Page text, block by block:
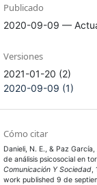
Publicado
2020-09-09 —
Versiones
2021-01-20 (2)
2020-09-09 (1)
Cómo citar
Danieli, N. E., & Paz
de análisis psicosocial en
Comunicación Y Sociedad,
work published 9 de